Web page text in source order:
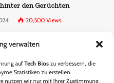
verwalten
auf Tech Bios zu verbessern, die
Statistiken zu erstellen.
nutzen wir nur mit Ihrer Zustimmung.
den Gerüchten
20,500 Views
Traueranzeige:
13,286Views